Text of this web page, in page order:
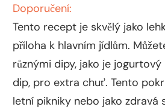
Doporučení:
Tento recept je skvělý jako
příloha k hlavním jídlům.
různými dipy, jako je
dip, pro extra chuť. Tento
letní pikniky nebo jako zdravá